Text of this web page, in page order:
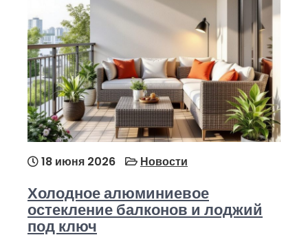
18 июня 2026 Новости
Холодное алюминиевое
остекление балконов и лоджий
под ключ